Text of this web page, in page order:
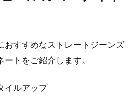
おすすめなストレートジーンズ
トをご紹介します。
イルアップ